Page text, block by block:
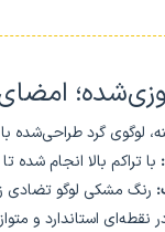
لوگوی گرد طراحی‌شده
با تراکم بالا انجام
رنگ مشکی لوگو تضادی
نقطه‌ای استاندارد و